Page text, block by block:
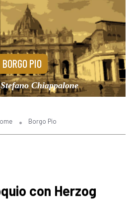
BORGO PIO
Stefano Chiappalone
Borgo Pio
con Herzog